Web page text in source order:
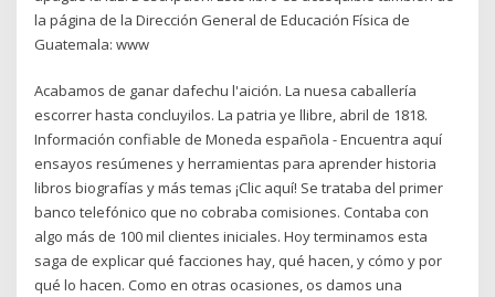
la página de la Dirección General de Educación Física de
Guatemala: www
Acabamos de ganar dafechu l'aición. La nuesa caballería
escorrer hasta concluyilos. La patria ye llibre, abril de 1818.
Información confiable de Moneda española - Encuentra aquí
ensayos resúmenes y herramientas para aprender historia
libros biografías y más temas ¡Clic aquí! Se trataba del primer
banco telefónico que no cobraba comisiones. Contaba con
algo más de 100 mil clientes iniciales. Hoy terminamos esta
saga de explicar qué facciones hay, qué hacen, y cómo y por
qué lo hacen. Como en otras ocasiones, os damos una